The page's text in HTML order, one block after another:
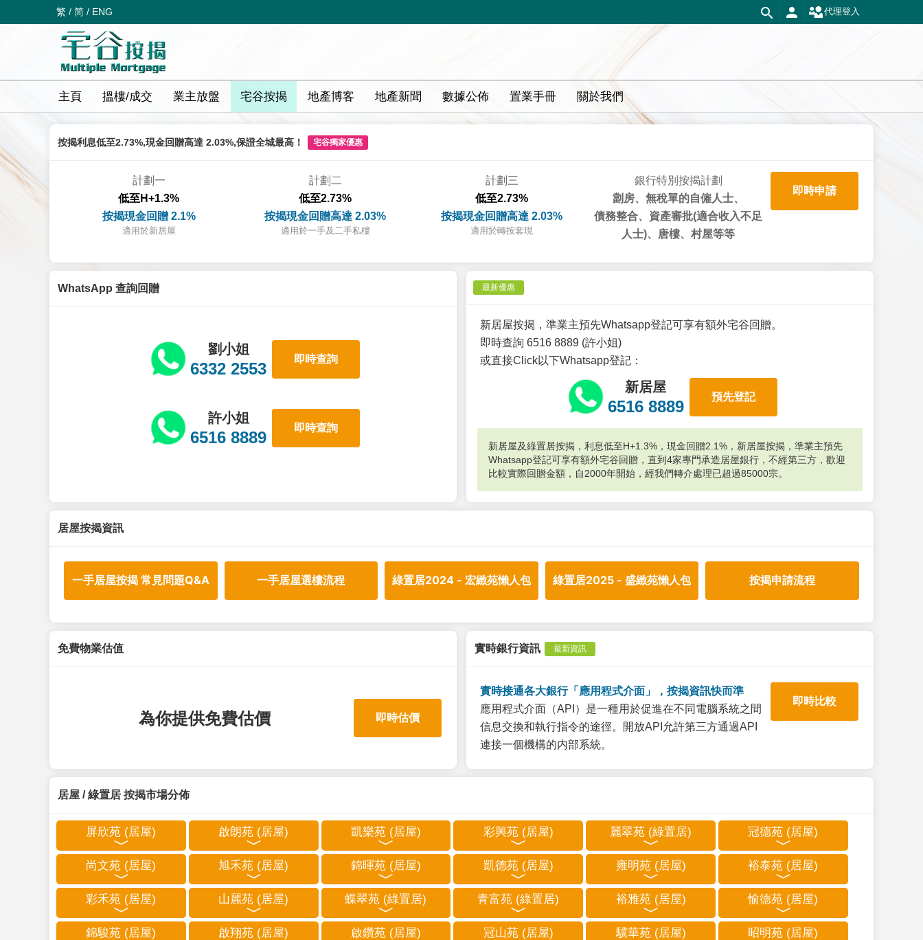
繁 / 简 / ENG 代理登入
主頁 搵樓/成交 業主放盤 宅谷按揭 地產博客 地產新聞 數據公佈 置業手冊 關於我們
按揭利息低至2.73%,現金回贈高達 2.03%,保證全城最高！ 宅谷獨家優惠
計劃一
低至H+1.3%
按揭現金回贈 2.1%
適用於新居屋
計劃二
低至2.73%
按揭現金回贈高達 2.03%
適用於一手及二手私樓
計劃三
低至2.73%
按揭現金回贈高達 2.03%
適用於轉按套現
銀行特別按揭計劃
劏房、無稅單的自僱人士、
債務整合、資產審批(適合收入不足
人士)、唐樓、村屋等等
即時申請
WhatsApp 查詢回贈
劉小姐
6332 2553
即時查詢
許小姐
6516 8889
即時查詢
最新優惠
新居屋按揭，準業主預先Whatsapp登記可享有額外宅谷回贈。
即時查詢 6516 8889 (許小姐)
或直接Click以下Whatsapp登記：
新居屋
6516 8889
預先登記
新居屋及綠置居按揭，利息低至H+1.3%，現金回贈2.1%，新居屋按揭，準業主預先
Whatsapp登記可享有額外宅谷回贈，直到4家專門承造居屋銀行，不經第三方，歡迎
比較實際回贈金額，自2000年開始，經我們轉介處理已超過85000宗。
居屋按揭資訊
一手居屋按揭 常見問題Q&A 一手居屋選樓流程 綠置居2024 - 宏緻苑懶人包 綠置居2025 - 盛緻苑懶人包 按揭申請流程
免費物業估值
為你提供免費估價 即時估價
實時銀行資訊 最新資訊
實時接通各大銀行「應用程式介面」，按揭資訊快而準
應用程式介面（API）是一種用於促進在不同電腦系統之間
信息交換和執行指令的途徑。開放API允許第三方通過API
連接一個機構的内部系統。
即時比較
居屋 / 綠置居 按揭市場分佈
屏欣苑 (居屋) 啟朗苑 (居屋) 凱樂苑 (居屋) 彩興苑 (居屋) 麗翠苑 (綠置居) 冠德苑 (居屋)
尚文苑 (居屋) 旭禾苑 (居屋) 錦暉苑 (居屋) 凱德苑 (居屋) 雍明苑 (居屋) 裕泰苑 (居屋)
彩禾苑 (居屋) 山麗苑 (居屋) 蝶翠苑 (綠置居) 青富苑 (綠置居) 裕雅苑 (居屋) 愉德苑 (居屋)
錦駿苑 (居屋) 啟翔苑 (居屋) 啟鑽苑 (居屋) 冠山苑 (居屋) 驥華苑 (居屋) 昭明苑 (居屋)